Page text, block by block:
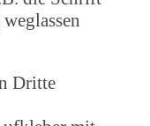
Dritte